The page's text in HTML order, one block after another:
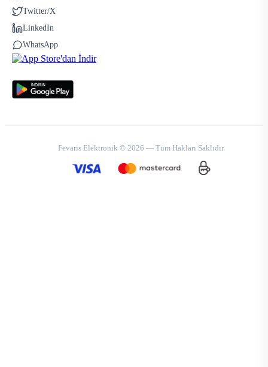
Twitter/X
LinkedIn
WhatsApp
Fevaris Elektronik © 2026 — Tüm Hakları Saklıdır.